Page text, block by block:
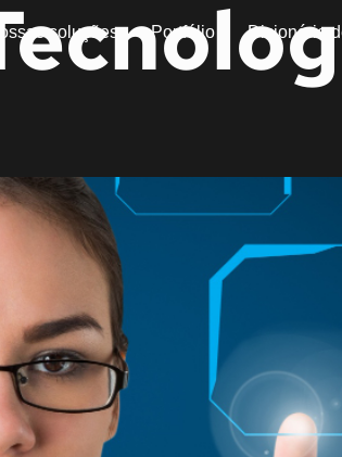
soluções Portfólio Dicionário